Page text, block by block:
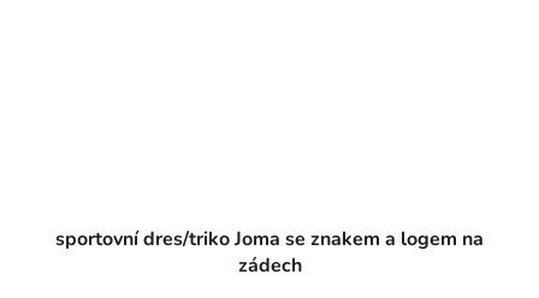
sportovní dres/triko Joma se znakem a logem na
zádech